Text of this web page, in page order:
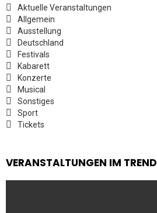
Aktuelle Veranstaltungen
Allgemein
Ausstellung
Deutschland
Festivals
Kabarett
Konzerte
Musical
Sonstiges
Sport
Tickets
VERANSTALTUNGEN IM TREND